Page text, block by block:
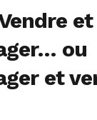
et
ou
et